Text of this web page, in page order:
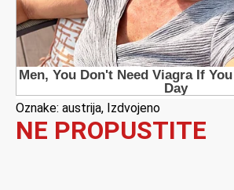
Oznake: austrija, Izdvojeno
NE PROPUSTITE